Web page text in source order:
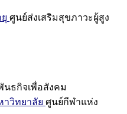
ศูนย์ส่งเสริมสุขภาวะผู้สูง
นธกิจเพื่อสังคม
วิทยาลัย ศูนย์กีฬาแห่ง